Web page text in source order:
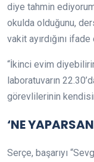
diye tahmin
okulda olduğunu,
vakit ayırdığını ifade
“İkinci evim
laboratuvarın
görevlilerinin
‘NE
Serçe, başarıyı